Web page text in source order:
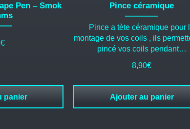
Pen – Smok
€
panier
Pince céramique
Pince a tète céramique pour
montage de vos coils , ils
pincé vos coils pendant…
8,90€
Ajouter au panier